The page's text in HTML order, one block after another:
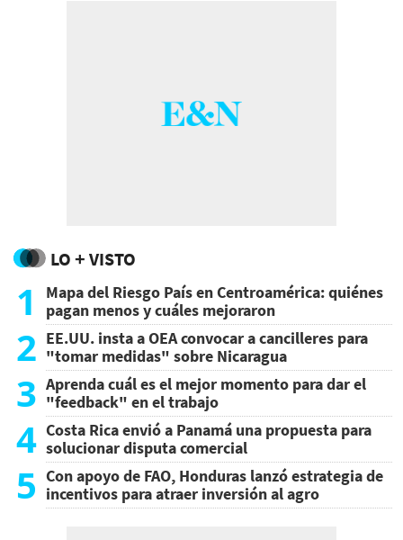
LO + VISTO
1
Mapa del Riesgo País en Centroamérica: quiénes
pagan menos y cuáles mejoraron
2 EE.UU. insta a OEA convocar a cancilleres para
"tomar medidas" sobre Nicaragua
3 Aprenda cuál es el mejor momento para dar el
"feedback" en el trabajo
4 Costa Rica envió a Panamá una propuesta para
solucionar disputa comercial
5 Con apoyo de FAO, Honduras lanzó estrategia de
incentivos para atraer inversión al agro